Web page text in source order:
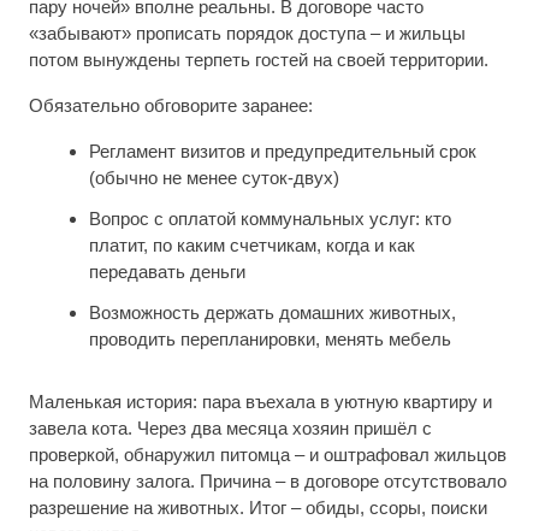
пару ночей» вполне реальны. В договоре часто
«забывают» прописать порядок доступа – и жильцы
потом вынуждены терпеть гостей на своей территории.
Обязательно обговорите заранее:
Регламент визитов и предупредительный срок
(обычно не менее суток-двух)
Вопрос с оплатой коммунальных услуг: кто
платит, по каким счетчикам, когда и как
передавать деньги
Возможность держать домашних животных,
проводить перепланировки, менять мебель
Маленькая история: пара въехала в уютную квартиру и
завела кота. Через два месяца хозяин пришёл с
проверкой, обнаружил питомца – и оштрафовал жильцов
на половину залога. Причина – в договоре отсутствовало
разрешение на животных. Итог – обиды, ссоры, поиски